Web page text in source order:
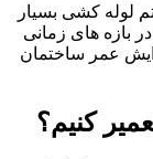
لوله کشی بسیار
بازه های زمانی
عمر ساختمان
کنیم؟